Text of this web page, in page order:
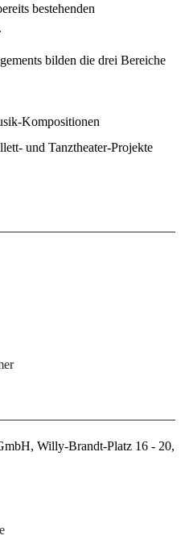
bestehenden
bilden die drei Bereiche
Kompositionen
und Tanztheater-Projekte
Willy-Brandt-Platz 16 - 20,